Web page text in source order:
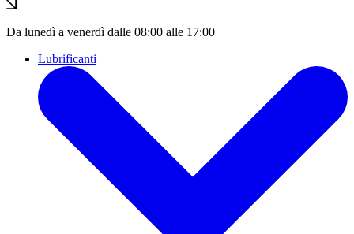
Da lunedì a venerdì dalle 08:00 alle 17:00
Lubrificanti